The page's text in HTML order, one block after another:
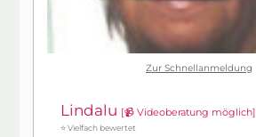
Zur Schnellanmeldung
Lindalu [📹 Videoberatung möglich]
⭐ Vielfach bewertet